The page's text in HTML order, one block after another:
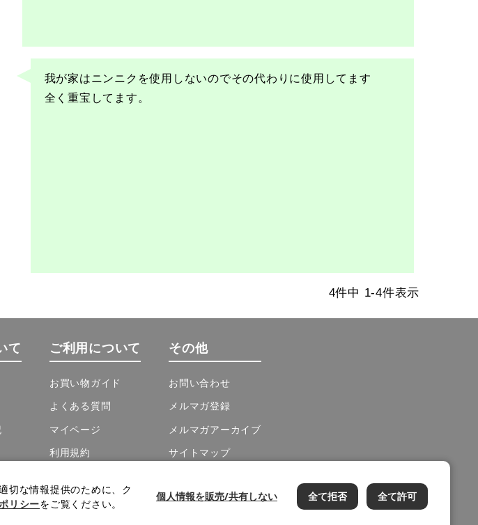
我が家はニンニクを使用しないのでその代わりに使用してます
全く重宝してます。
4件中 1-4件表示
て ご利用について
お買い物ガイド
よくある質問
マイページ
利用規約
その他
お問い合わせ
メルマガ登録
メルマガアーカイブ
サイトマップ
切な情報提供のために、ク
リシーをご覧ください。
個人情報を販売/共有しない 全て拒否 全て許可